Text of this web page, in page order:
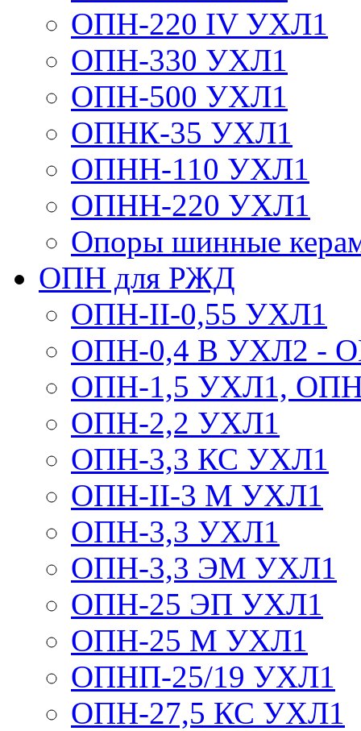
ОПН-220 IV УХЛ1
ОПН-330 УХЛ1
ОПН-500 УХЛ1
ОПНК-35 УХЛ1
ОПНН-110 УХЛ1
ОПНН-220 УХЛ1
Опоры шинные
ОПН для РЖД
ОПН-II-0,55 УХЛ1
ОПН-0,4 В УХЛ2 -
ОПН-1,5 УХЛ1,
ОПН-2,2 УХЛ1
ОПН-3,3 КС УХЛ1
ОПН-II-3 М УХЛ1
ОПН-3,3 УХЛ1
ОПН-3,3 ЭМ УХЛ1
ОПН-25 ЭП УХЛ1
ОПН-25 М УХЛ1
ОПНП-25/19 УХЛ1
ОПН-27,5 КС УХЛ1